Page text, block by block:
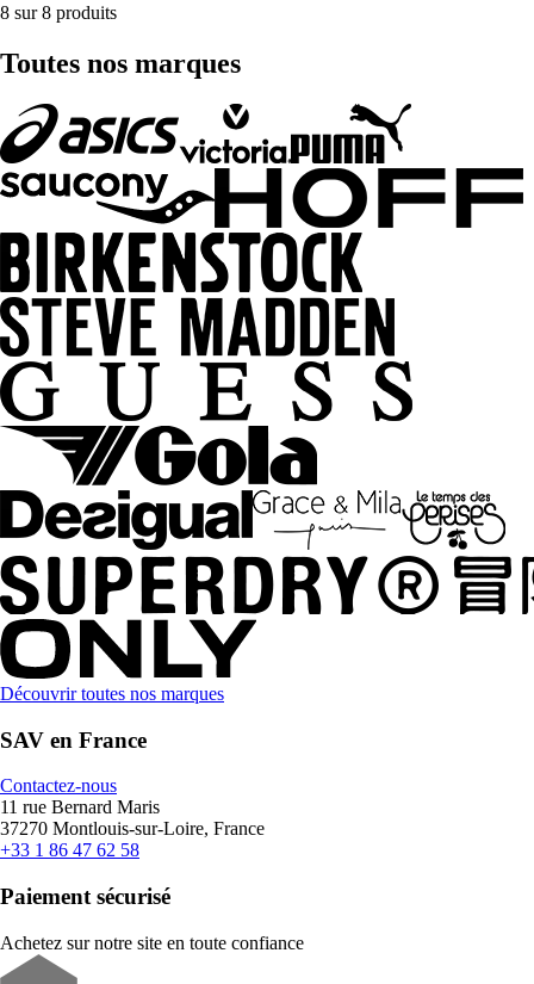
8 sur 8 produits
Toutes nos marques
Découvrir toutes nos marques
SAV en France
Contactez-nous
11 rue Bernard Maris
37270 Montlouis-sur-Loire, France
+33 1 86 47 62 58
Paiement sécurisé
Achetez sur notre site en toute confiance